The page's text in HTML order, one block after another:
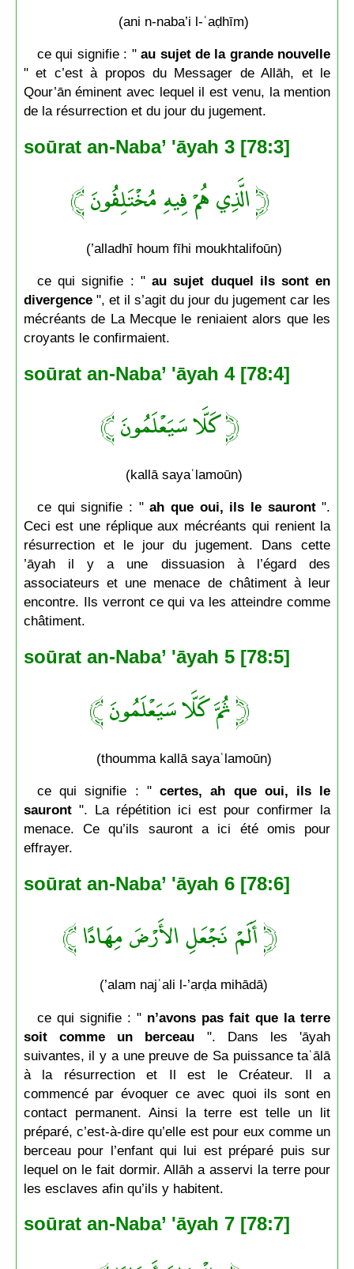
(ani n-naba’i l-ʿaḍhīm)
ce qui signifie : "au sujet de la grande nouvelle
" et c’est à propos du Messager de Allāh, et le
Qour’ān éminent avec lequel il est venu, la mention
de la résurrection et du jour du jugement.
soūrat an-Naba’ 'āyah 3 [78:3]
﴿ الَّذِي هُمْ فِيهِ مُخْتَلِفُونَ ﴾
(’alladhī houm fīhi moukhtalifoūn)
ce qui signifie : "au sujet duquel ils sont en
divergence ", et il s’agit du jour du jugement car les
mécréants de La Mecque le reniaient alors que les
croyants le confirmaient.
soūrat an-Naba’ 'āyah 4 [78:4]
﴿ كَلَّا سَيَعْلَمُونَ ﴾
(kallā sayaʿlamoūn)
ce qui signifie : "ah que oui, ils le sauront".
Ceci est une réplique aux mécréants qui renient la
résurrection et le jour du jugement. Dans cette
’āyah il y a une dissuasion à l’égard des
associateurs et une menace de châtiment à leur
encontre. Ils verront ce qui va les atteindre comme
châtiment.
soūrat an-Naba’ 'āyah 5 [78:5]
﴿ ثُمَّ كَلَّا سَيَعْلَمُونَ ﴾
(thoumma kallā sayaʿlamoūn)
ce qui signifie : "certes, ah que oui, ils le
sauront ". La répétition ici est pour confirmer la
menace. Ce qu’ils sauront a ici été omis pour
effrayer.
soūrat an-Naba’ 'āyah 6 [78:6]
﴿ أَلَمْ نَجْعَلِ الأَرْضَ مِهَادًا ﴾
(’alam najʿali l-’arḍa mihādā)
ce qui signifie : " n’avons pas fait que la terre
soit comme un berceau ". Dans les 'āyah
suivantes, il y a une preuve de Sa puissance taʿālā
à la résurrection et Il est le Créateur. Il a
commencé par évoquer ce avec quoi ils sont en
contact permanent. Ainsi la terre est telle un lit
préparé, c’est-à-dire qu’elle est pour eux comme un
berceau pour l’enfant qui lui est préparé puis sur
lequel on le fait dormir. Allāh a asservi la terre pour
les esclaves afin qu’ils y habitent.
soūrat an-Naba’ 'āyah 7 [78:7]